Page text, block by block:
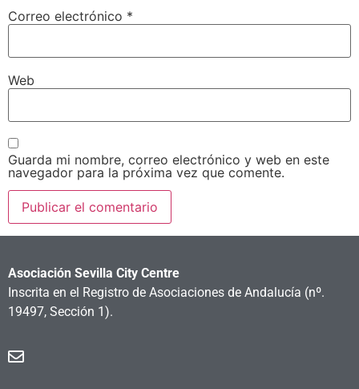
Correo electrónico *
Web
Guarda mi nombre, correo electrónico y web en este
navegador para la próxima vez que comente.
Asociación Sevilla City Centre
Inscrita en el Registro de Asociaciones de Andalucía (nº.
19497, Sección 1).